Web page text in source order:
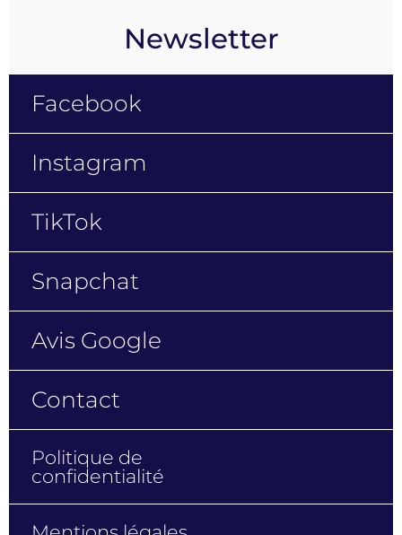
Facebook
Instagram
TikTok
Snapchat
Avis Google
Contact
Politique de
confidentialité
Mentions légales